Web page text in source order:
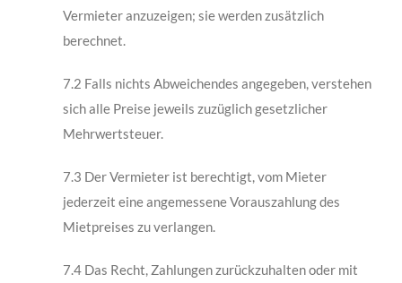
Vermieter anzuzeigen; sie werden zusätzlich
berechnet.
7.2 Falls nichts Abweichendes angegeben, verstehen
sich alle Preise jeweils zuzüglich ge­setzlicher
Mehrwertsteuer.
7.3 Der Vermieter ist berechtigt, vom Mieter
jederzeit eine angemessene Vorauszahlung des
Mietpreises zu verlangen.
7.4 Das Recht, Zahlungen zurückzuhalten oder mit